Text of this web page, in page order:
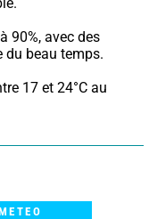
90%, avec des
beau temps.
17 et 24°C au